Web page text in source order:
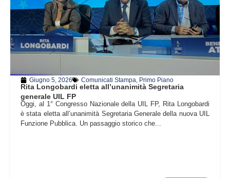
Giugno 5, 2026 Comunicati Stampa, Primo Piano
Rita Longobardi eletta all’unanimità Segretaria
generale UIL FP
Oggi, al 1° Congresso Nazionale della UIL FP, Rita Longobardi
è stata eletta all’unanimità Segretaria Generale della nuova UIL
Funzione Pubblica. Un passaggio storico che...